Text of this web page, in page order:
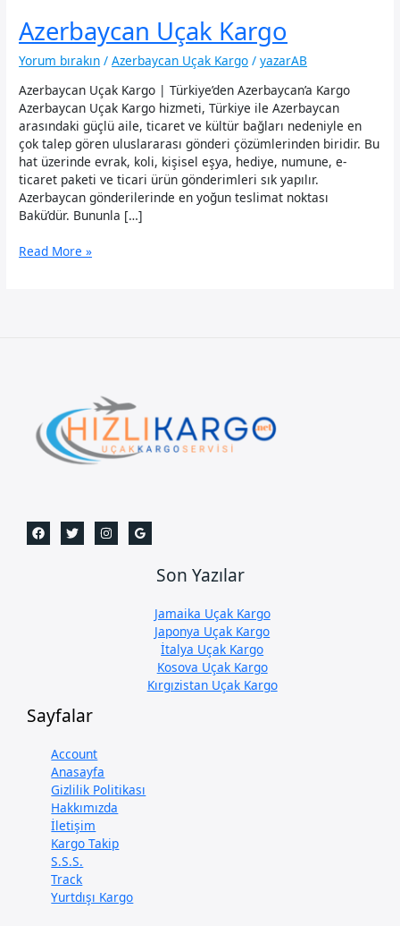
Azerbaycan Uçak Kargo
Yorum bırakın /Azerbaycan Uçak Kargo /yazarAB
Azerbaycan Uçak Kargo | Türkiye’den Azerbaycan’a Kargo
Azerbaycan Uçak Kargo hizmeti, Türkiye ile Azerbaycan
arasındaki güçlü aile, ticaret ve kültür bağları nedeniyle en
çok talep gören uluslararası gönderi çözümlerinden biridir. Bu
hat üzerinde evrak, koli, kişisel eşya, hediye, numune, e-
ticaret paketi ve ticari ürün gönderimleri sık yapılır.
Azerbaycan gönderilerinde en yoğun teslimat noktası
Bakü’dür. Bununla […]
Azerbaycan
Read More »
Son Yazılar
Jamaika Uçak Kargo
Japonya Uçak Kargo
İtalya Uçak Kargo
Kosova Uçak Kargo
Kırgızistan Uçak Kargo
Sayfalar
Account
Anasayfa
Gizlilik Politikası
Hakkımızda
İletişim
Kargo Takip
S.S.S.
Track
Yurtdışı Kargo